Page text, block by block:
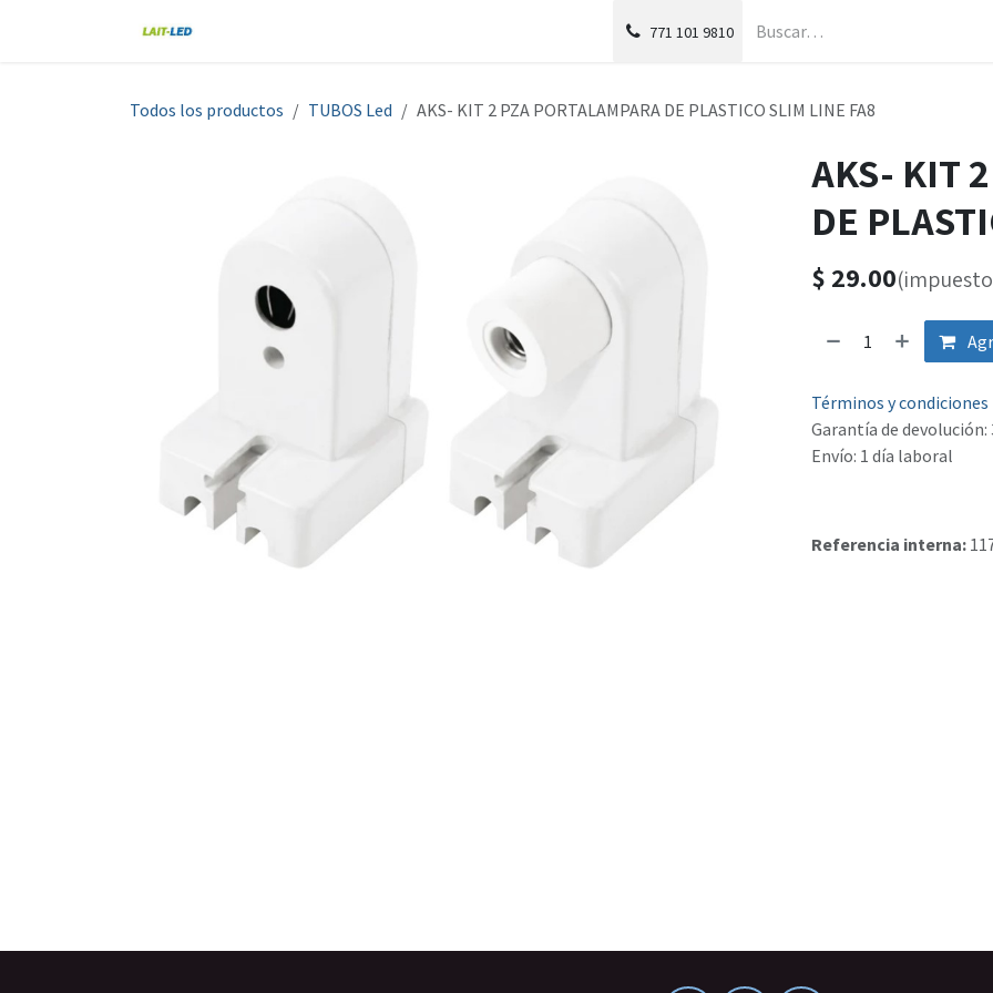
771 101 9810
Todos los productos TUBOS Led AKS- KIT 2 PZA PORTALAMPARA DE PLASTICO SLIM LINE FA8
AKS- KIT
DE
$ 29.00
Términos y condiciones
Garantía de devolución:
Envío: 1 día laboral
Referencia interna: